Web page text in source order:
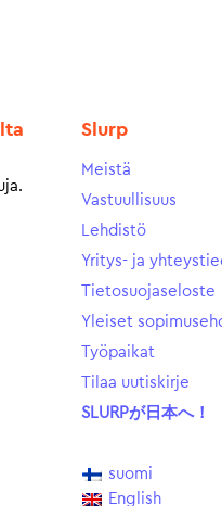
Slurp
Meistä
Vastuullisuus
Lehdistö
Yritys- ja
Tietosuojaseloste
Yleiset
Työpaikat
Tilaa uutiskirje
SLURPが日本へ！
suomi
English